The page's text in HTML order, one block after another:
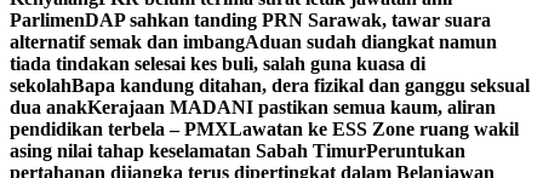
ParlimenDAP sahkan tanding PRN Sarawak, tawar suara
alternatif semak dan imbangAduan sudah diangkat namun
tiada tindakan selesai kes buli, salah guna kuasa di
sekolahBapa kandung ditahan, dera fizikal dan ganggu seksual
dua anakKerajaan MADANI pastikan semua kaum, aliran
pendidikan terbela – PMXLawatan ke ESS Zone ruang wakil
asing nilai tahap keselamatan Sabah TimurPeruntukan
pertahanan dijangka terus dipertingkat dalam Belanjawan